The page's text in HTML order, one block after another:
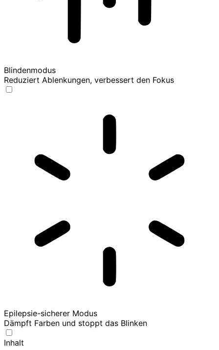
Blindenmodus
Reduziert Ablenkungen, verbessert den Fokus
Epilepsie-sicherer Modus
Dämpft Farben und stoppt das Blinken
Inhalt